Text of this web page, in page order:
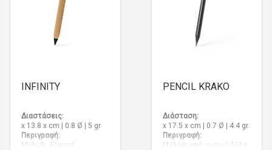
INFINITY
Διαστάσεις:
x 13.8 x cm | 0.8 Ø | 5 gr
Περιγραφή:
Μολύβι Eternal
PENCIL KRAKO
Διάσταση:
x 17.5 x cm | 0.7 Ø | 4.4 gr.
Περιγραφή:
Μολύβι από φυσικό ξύλο